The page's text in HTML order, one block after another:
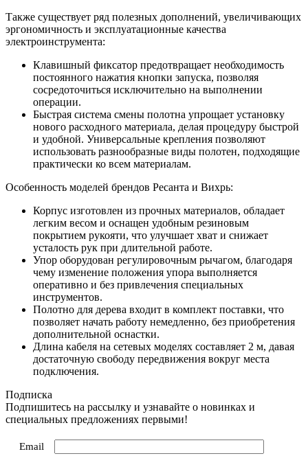
Также существует ряд полезных дополнений, увеличивающих
эргономичность и эксплуатационные качества
электроинструмента:
Клавишный фиксатор предотвращает необходимость
постоянного нажатия кнопки запуска, позволяя
сосредоточиться исключительно на выполнении
операции.
Быстрая система смены полотна упрощает установку
нового расходного материала, делая процедуру быстрой
и удобной. Универсальные крепления позволяют
использовать разнообразные виды полотен, подходящие
практически ко всем материалам.
Особенность моделей брендов Ресанта и Вихрь:
Корпус изготовлен из прочных материалов, обладает
легким весом и оснащен удобным резиновым
покрытием рукояти, что улучшает хват и снижает
усталость рук при длительной работе.
Упор оборудован регулировочным рычагом, благодаря
чему изменение положения упора выполняется
оперативно и без привлечения специальных
инструментов.
Полотно для дерева входит в комплект поставки, что
позволяет начать работу немедленно, без приобретения
дополнительной оснастки.
Длина кабеля на сетевых моделях составляет 2 м, давая
достаточную свободу передвижения вокруг места
подключения.
Подписка
Подпишитесь на рассылку и узнавайте о новинках и
специальных предложениях первыми!
Email